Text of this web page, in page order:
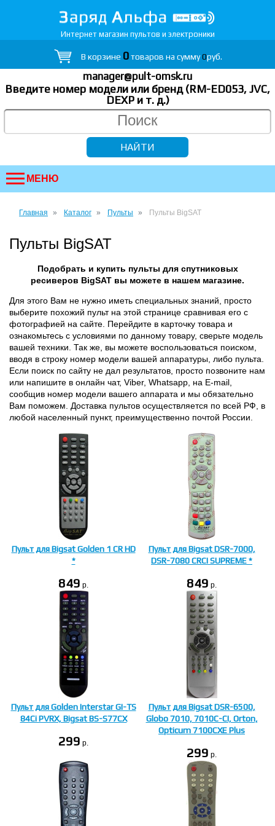
Интернет магазин пультов и электроники
В корзине 0товаров на сумму0руб.
manager@pult-omsk.ru
Введите номер модели или бренд (RM-ED053, JVC,
DEXP и т. д.)
МЕНЮ
Главная Каталог Пульты Пульты BigSAT
Пульты BigSAT
Подобрать и купить пульты для спутниковых
ресиверов BigSAT вы можете в нашем магазине.
Для этого Вам не нужно иметь специальных знаний, просто
выберите похожий пульт на этой странице сравнивая его с
фотографией на сайте. Перейдите в карточку товара и
ознакомьтесь с условиями по данному товару, сверьте модель
вашей техники. Так же, вы можете воспользоваться поиском,
вводя в строку номер модели вашей аппаратуры, либо пульта.
Если поиск по сайту не дал результатов, просто позвоните нам
или напишите в онлайн чат, Viber, Whatsapp, на E-mail,
сообщив номер модели вашего аппарата и мы обязательно
Вам поможем. Доставка пультов осуществляется по всей РФ, в
любой населенный пункт, преимущественно почтой России.
Пульт для Bigsat Golden 1 CR HD
*
849 p.
Пульт для Bigsat DSR-7000,
DSR-7080 CRCI SUPREME *
849 p.
Пульт для Golden Interstar GI-TS
84Ci PVRX, Bigsat BS-S77CX
299 p.
Пульт для Bigsat DSR-6500,
Globo 7010, 7010C-CI, Orton,
Opticum 7100CXE Plus
299 p.